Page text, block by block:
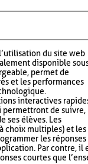
du site web
disponible
permet de
et les performances
interactives
permettront de suivre,
ses élèves. Les
choix multiples) et
les
Par contre,
courtes que